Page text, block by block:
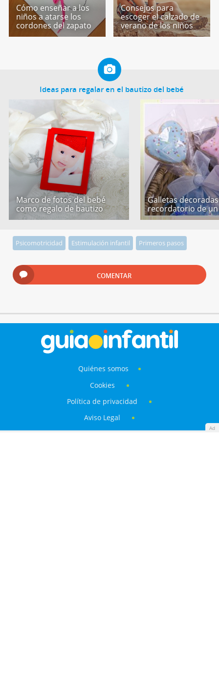
Cómo enseñar a los
niños a atarse los
cordones del zapato
Consejos para
escoger el calzado de
verano de los niños
Ideas para regalar en el bautizo del bebé
Marco de fotos del bebé
como regalo de bautizo
Galletas
recordatorio de
Psicomotricidad Estimulación infantil Primeros pasos
COMENTAR
Ad
Quiénes somos
Cookies
Política de privacidad
Aviso Legal